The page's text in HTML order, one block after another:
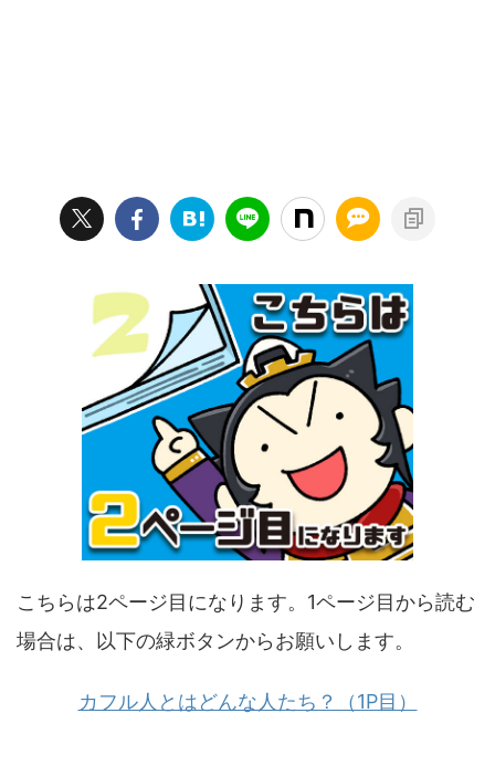
こちらは2ページ目になります。1ページ目から読む
場合は、以下の緑ボタンからお願いします。
カフル人とはどんな人たち？（1P目）